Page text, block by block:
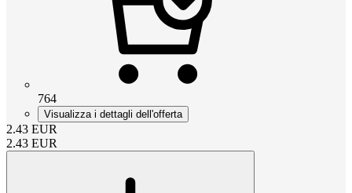
764
Visualizza i dettagli dell'offerta
2.43 EUR
2.43 EUR